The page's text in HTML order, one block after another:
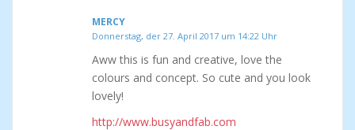
MERCY
Donnerstag, der 27. April 2017 um 14:22 Uhr
Aww this is fun and creative, love the
colours and concept. So cute and you look
lovely!
http://www.busyandfab.com